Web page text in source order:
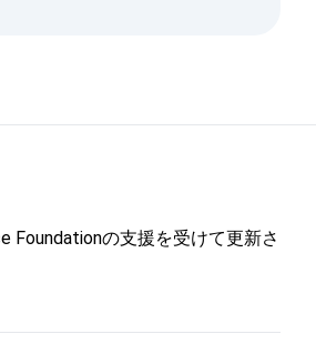
Foundationの支援を受けて更新さ